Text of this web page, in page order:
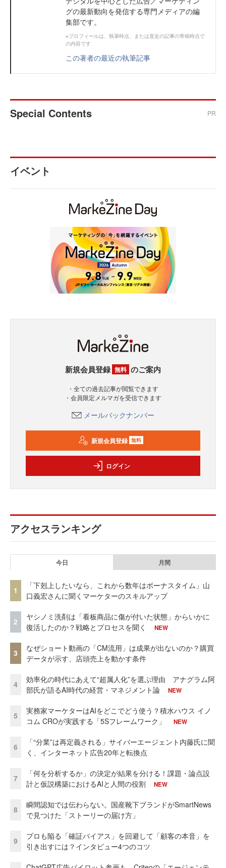
グの最新動向を発信する専門メディアの編
集部です。
※プロフィールは、執筆時点、または直近の記事の寄稿時点で
の内容です
この著者の最近の執筆記事
Special Contents PR
イベント
新規会員登録 無料 のご案内
・全ての過去記事が閲覧できます
・会員限定メルマガを受信できます
メールバックナンバー
新規会員登録 無料
ログイン
アクセスランキング
今日 月間
1
「下剋上したいなら、これから数年はボーナスタイム」山
口義宏さんに聞くマーケターのスキルアップ
2
ヤシノミ洗剤は「看板商品に傷が付いた状態」からいかに
復活したのか？戦略とプロセスを聞く
NEW
3
なぜショート動画の「CM流用」は成果が出ないのか？購買
データが示す、店頭売上を動かす条件
4
効率化の時代にあえて“超属人化”を選ぶ理由 アナグラム阿
部氏が語るAI時代の経営・マネジメント論
NEW
5
実務家マーケターはAIをどこでどう使う？積水ハウス イノ
コム CROが実践する「5Sフレームワーク」
NEW
6
「“分業”は再定義される」サイバーエージェント内藤氏に聞
く、インターネット広告20年と転換点
7
「何を分析するか」の決定が結果を分ける！課題・論点設
計と仮説構築におけるAIと人間の役割
NEW
8
瞬間認知では伝わらない。国産靴下ブランドがSmartNews
で見つけた「ストーリーの届け方」
9
プロも陥る「確証バイアス」を回避して「顧客の本音」を
引き出すには？インタビュー4つのコツ